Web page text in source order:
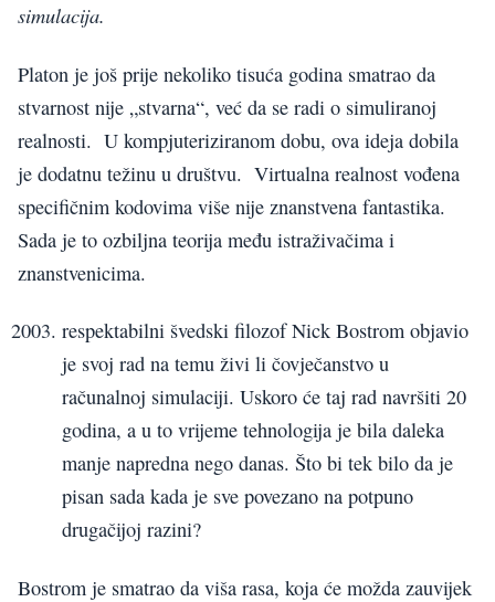
simulacija.
Platon je još prije nekoliko tisuća godina smatrao da
stvarnost nije „stvarna“, već da se radi o simuliranoj
realnosti. U kompjuteriziranom dobu, ova ideja dobila
je dodatnu težinu u društvu. Virtualna realnost vođena
specifičnim kodovima više nije znanstvena fantastika.
Sada je to ozbiljna teorija među istraživačima i
znanstvenicima.
respektabilni švedski filozof Nick Bostrom objavio
je svoj rad na temu živi li čovječanstvo u
računalnoj simulaciji. Uskoro će taj rad navršiti 20
godina, a u to vrijeme tehnologija je bila daleka
manje napredna nego danas. Što bi tek bilo da je
pisan sada kada je sve povezano na potpuno
drugačijoj razini?
Bostrom je smatrao da viša rasa, koja će možda zauvijek